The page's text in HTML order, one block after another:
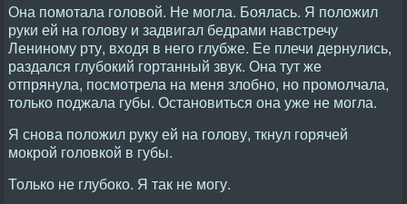
Она помотала головой. Не могла. Боялась. Я положил
руки ей на голову и задвигал бедрами навстречу
Лениному рту, входя в него глубже. Ее плечи дернулись,
раздался глубокий гортанный звук. Она тут же
отпрянула, посмотрела на меня злобно, но промолчала,
только поджала губы. Остановиться она уже не могла.
Я снова положил руку ей на голову, ткнул горячей
мокрой головкой в губы.
Только не глубоко. Я так не могу.